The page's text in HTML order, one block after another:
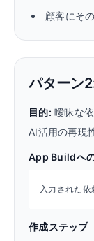
顧客にそ
パターン
目的: 曖昧な
AI活用の再現
App Buildへ
入力された
作成ステップ